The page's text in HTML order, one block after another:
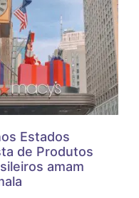
Estados
de Produtos
amam